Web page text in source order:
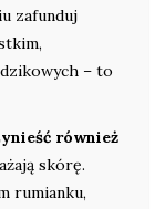
zafunduj
– to
również
skórę.
rumianku,